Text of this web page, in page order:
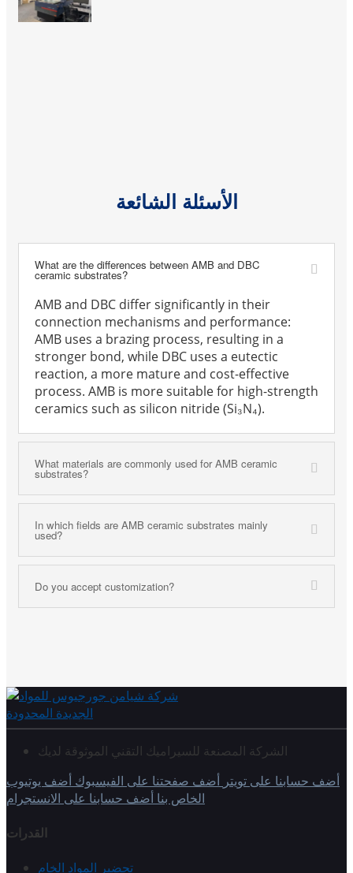
الأسئلة الشائعة
What are the differences between AMB and DBC
ceramic substrates?
AMB and DBC differ significantly in their
connection mechanisms and performance:
AMB uses a brazing process, resulting in a
stronger bond, while DBC uses a eutectic
reaction, a more mature and cost-effective
process. AMB is more suitable for high-strength
ceramics such as silicon nitride (Si₃N₄).
What materials are commonly used for AMB ceramic
substrates?
In which fields are AMB ceramic substrates mainly
used?
Do you accept customization?
الشركة المصنعة للسيراميك التقني الموثوقة لديك
أضف حسابنا على تويتر أضف صفحتنا على الفيسبوك أضف يوتيوب
الخاص بنا أضف حسابنا على الانستجرام
القدرات
تحضير المواد الخام